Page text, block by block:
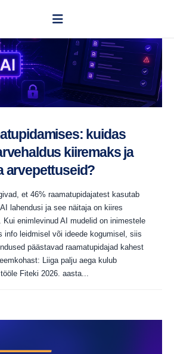
kuidas
kiiremaks ja
arvepettuseid?
et 46% raamatupidajatest kasutab
lahendusi ja see näitaja on kiires
Kui enimlevinud AI mudelid on inimestele
info leidmisel või ideede kogumisel, siis
päästavad raamatupidajad kahest
Liiga palju aega kulub
Fiteki 2026. aasta...